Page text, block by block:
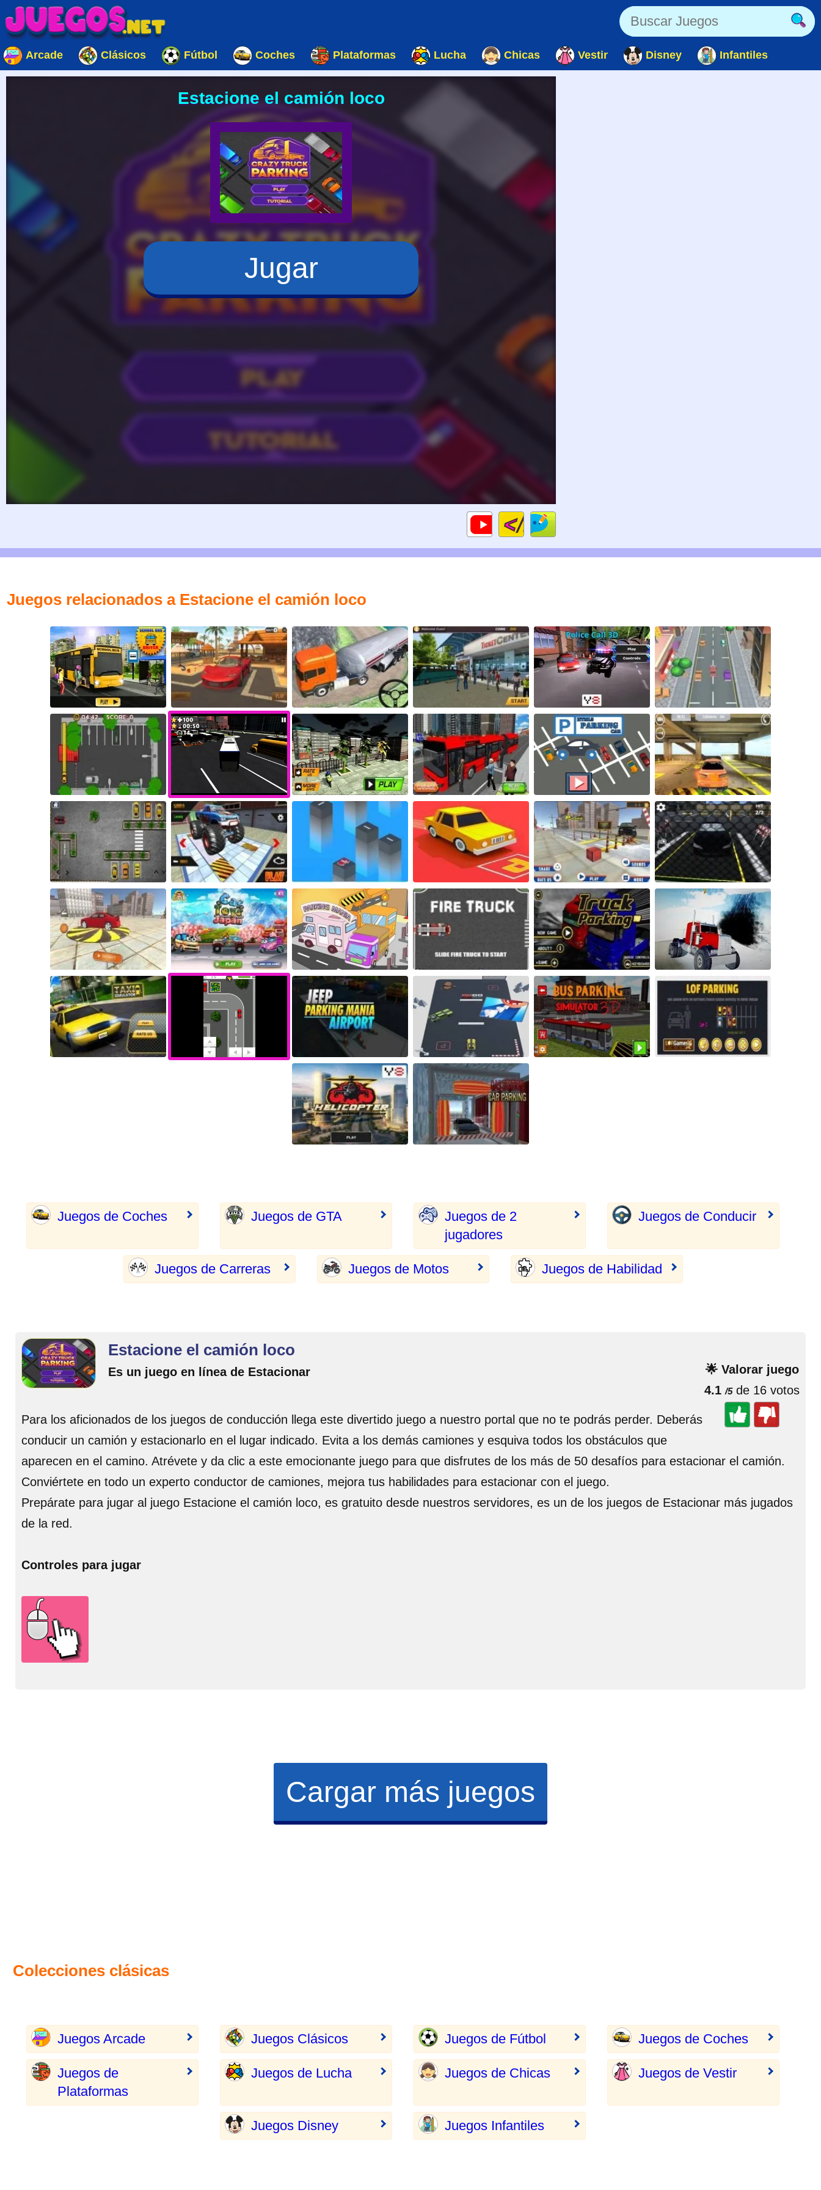
Arcade Clásicos Fútbol Coches Plataformas Lucha Chicas Vestir Disney Infantiles
Estacione el camión loco
Jugar
Code
HTML
Gameplays
Juegos relacionados a Estacione el camión loco
Juegos de Coches Juegos de GTA
Juegos de 2
jugadores
Juegos de Conducir
Juegos de Carreras Juegos de Motos Juegos de Habilidad
🌟 Valorar juego
4.1 /5de 16 votos
Estacione el camión loco
Es un juego en línea de Estacionar
Para los aficionados de los juegos de conducción llega este divertido juego a nuestro portal que no te podrás perder. Deberás
conducir un camión y estacionarlo en el lugar indicado. Evita a los demás camiones y esquiva todos los obstáculos que
aparecen en el camino. Atrévete y da clic a este emocionante juego para que disfrutes de los más de 50 desafíos para estacionar el camión.
Conviértete en todo un experto conductor de camiones, mejora tus habilidades para estacionar con el juego.
Prepárate para jugar al juego Estacione el camión loco, es gratuito desde nuestros servidores, es un de los juegos de Estacionar más jugados
de la red.
Controles para jugar
Cargar más juegos
Colecciones clásicas
Juegos Arcade Juegos Clásicos Juegos de Fútbol Juegos de Coches
Juegos de
Plataformas
Juegos de Lucha Juegos de Chicas Juegos de Vestir
Juegos Disney Juegos Infantiles